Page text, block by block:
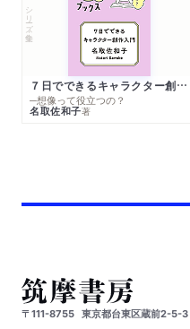
シリーズ・全集
７日でできるキャラクター創作入門
─想像って役立つの？
名取佐和子著
〒111-8755 東京都台東区蔵前2-5-3